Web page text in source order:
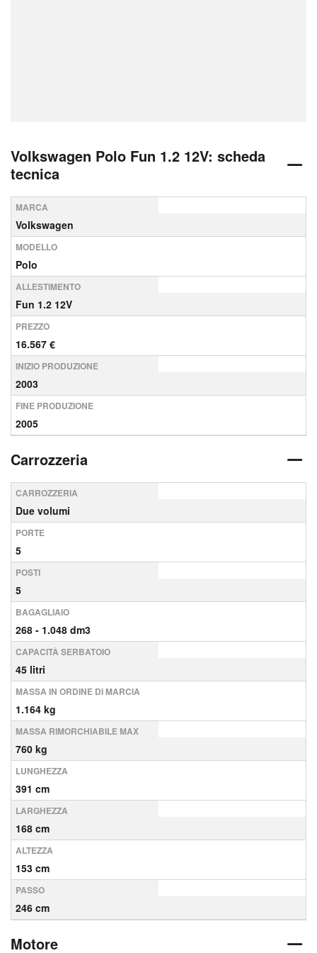
Volkswagen Polo Fun 1.2 12V: scheda
tecnica
MARCA
Volkswagen
MODELLO
Polo
ALLESTIMENTO
Fun 1.2 12V
PREZZO
16.567 €
INIZIO PRODUZIONE
2003
FINE PRODUZIONE
2005
Carrozzeria
CARROZZERIA
Due volumi
PORTE
5
POSTI
5
BAGAGLIAIO
268 - 1.048 dm3
CAPACITÀ SERBATOIO
45 litri
MASSA IN ORDINE DI MARCIA
1.164 kg
MASSA RIMORCHIABILE MAX
760 kg
LUNGHEZZA
391 cm
LARGHEZZA
168 cm
ALTEZZA
153 cm
PASSO
246 cm
Motore